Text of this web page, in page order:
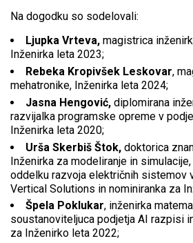
Na dogodku so sodelovali:
Ljupka Vrteva, magistrica
Inženirka leta 2023;
Rebeka Kropivšek Leskovar,
mehatronike, Inženirka leta 2024;
Jasna Hengović, diplomirana
razvijalka programske opreme v
Inženirka leta 2020;
Urša Skerbiš Štok, doktorica
Inženirka za modeliranje in
oddelku razvoja električnih sistemov
Vertical Solutions in nominiranka za
Špela Poklukar, inženirka
soustanoviteljuca podjetja AI razpisi
za Inženirko leta 2022;